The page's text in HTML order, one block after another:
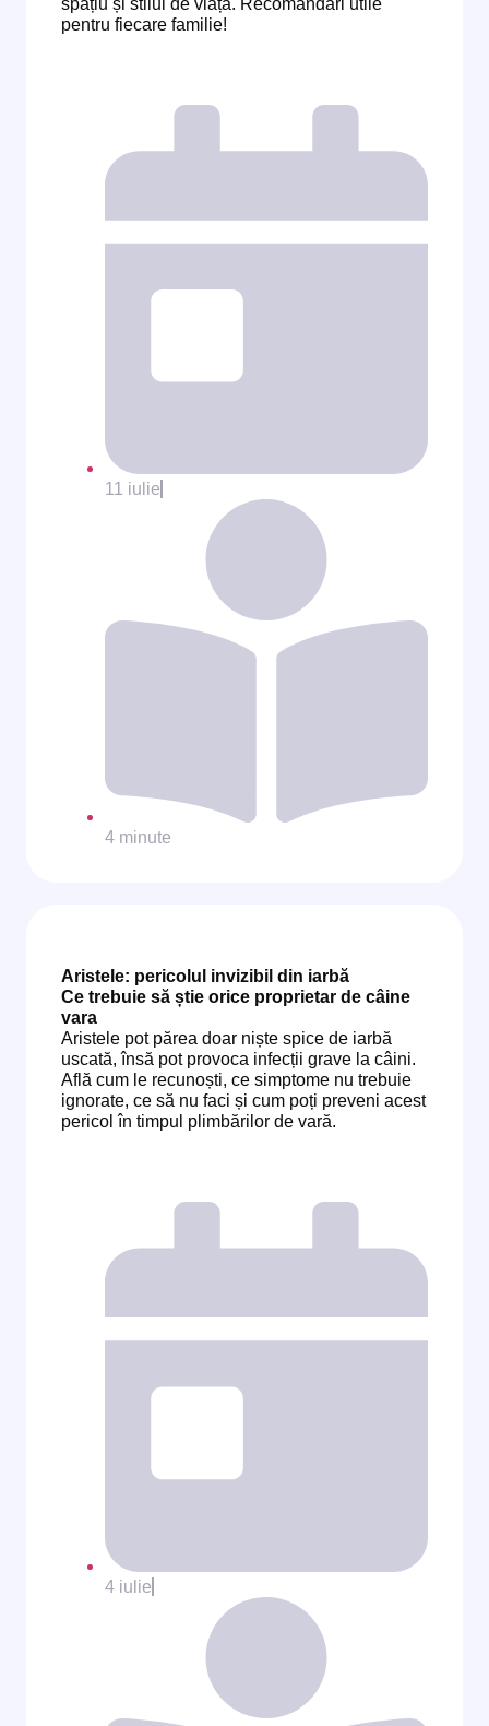
spațiu și stilul de viață. Recomandări utile
pentru fiecare familie!
11 iulie
4 minute
Aristele: pericolul invizibil din iarbă
Ce trebuie să știe orice proprietar de câine
vara
Aristele pot părea doar niște spice de iarbă
uscată, însă pot provoca infecții grave la câini.
Află cum le recunoști, ce simptome nu trebuie
ignorate, ce să nu faci și cum poți preveni acest
pericol în timpul plimbărilor de vară.
4 iulie